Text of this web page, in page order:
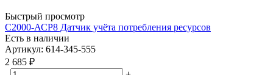
Быстрый просмотр
С2000-АСР8 Датчик учёта потребления ресурсов
Есть в наличии
Артикул: 614-345-555
2 685 ₽